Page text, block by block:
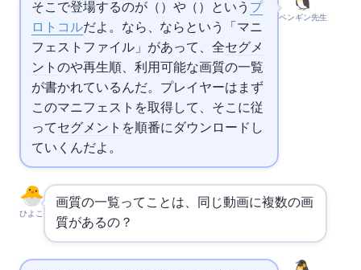
ペンギン先生
そこで登場するのがHLS（ Live Streaming）やDASH（Dynamic Adaptive Streaming over ）という プ
ロトコルだよ。HLSなら.m3u8、DASHなら.mpdという「マニ
フェストファイル」があって、全セグメ
ント のや再生順、利用可能な画質の一覧
が書かれているんだ。プレイヤーはまず
このマニフェストを取得して、そこに従
ってセグメント を順番にダウンロードし
ていくんだよ。
ひよこ
画質の一覧ってことは、同じ動画に複数の画
質があるの？